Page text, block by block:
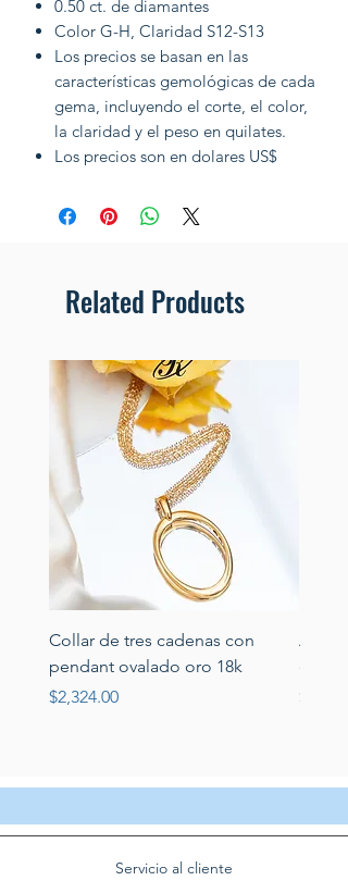
0.50 ct. de diamantes
Color G-H, Claridad S12-S13
Los precios se basan en las
características gemológicas de cada
gema, incluyendo el corte, el color,
la claridad y el peso en quilates.
Los precios son en dolares US$
Related Products
Collar de tres cadenas con
pendant ovalado oro 18k
Price
$2,324.00
Price
$389.00
Servicio al cliente